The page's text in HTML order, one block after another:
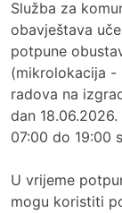
Služba za
obavještava
potpune
(mikrolokacija -
radova na
dan
07:00 do 19:00
U vrijeme
mogu koristiti